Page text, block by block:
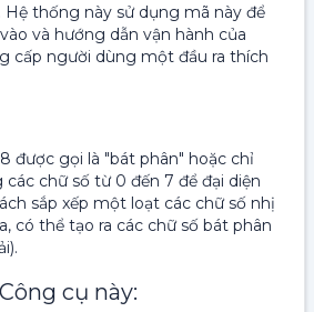
Hệ thống này sử dụng mã này để
và hướng dẫn vận hành của
cấp người dùng một đầu ra thích
được gọi là "bát phân" hoặc chỉ
các chữ số từ 0 đến 7 để đại diện
sắp xếp một loạt các chữ số nhị
có thể tạo ra các chữ số bát phân
cụ này: